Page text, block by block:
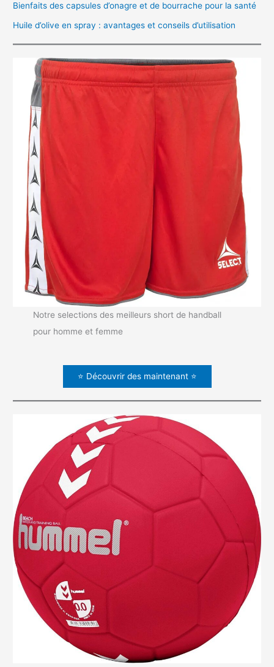
Bienfaits des capsules d’onagre et de bourrache pour la santé
Huile d’olive en spray : avantages et conseils d’utilisation
Notre selections des meilleurs short de handball
pour homme et femme
⭐ Découvrir des maintenant ⭐